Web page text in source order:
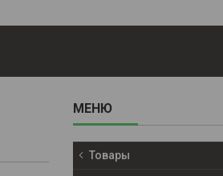
Товары